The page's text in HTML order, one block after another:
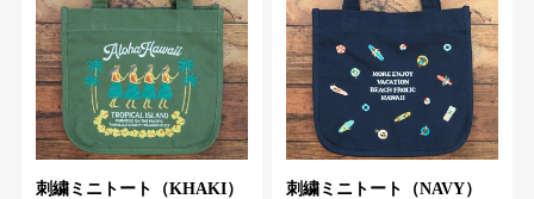
刺繍ミニトート（KHAKI） 刺繍ミニトート（NAVY）